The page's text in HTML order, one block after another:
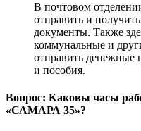
В почтовом
отправить и
документы. Также
коммунальные и
отправить денежные
и пособия.
Вопрос: Каковы часы
«САМАРА 35»?